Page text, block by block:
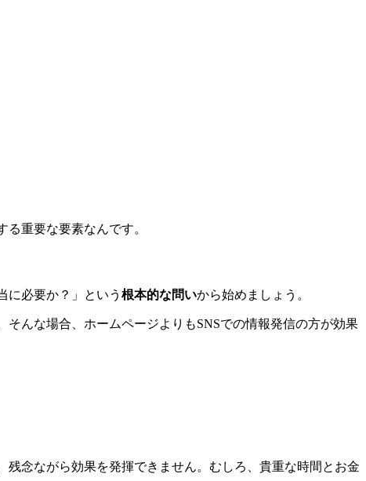
る重要な要素なんです。
に必要か？」という 根本的な問いから始めましょう。
んな場合、ホームページよりもSNSでの情報発信の方が効果
念ながら効果を発揮できません。むしろ、 貴重な時間とお金